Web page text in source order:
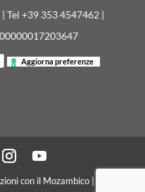
Tel +39 353 4547462 |
Aggiorna preferenze
con il Mozambico | C. F.